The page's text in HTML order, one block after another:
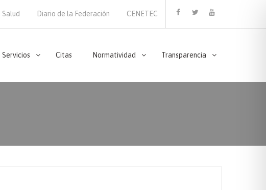
Diario de la Federación
CENETEC
Servicios Citas Normatividad Transparencia